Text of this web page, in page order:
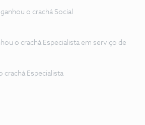
ganhou o crachá Social
o crachá Especialista em serviço de
crachá Especialista